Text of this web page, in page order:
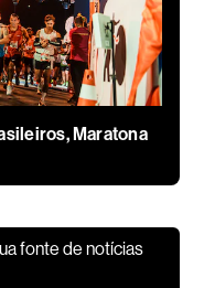
Maratona
fonte de notícias